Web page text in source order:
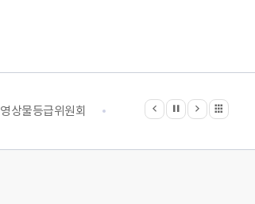
영상물등급위원회 영화진흥위원회
이전
정지
다음 관련기관 전체보기